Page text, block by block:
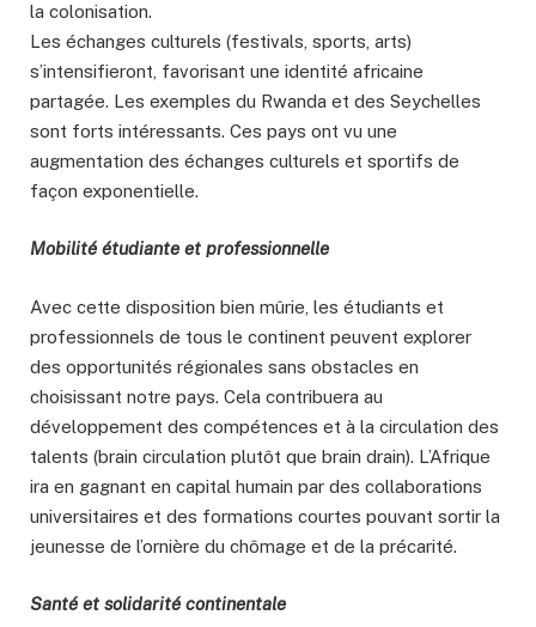
la colonisation.
Les échanges culturels (festivals, sports, arts)
s’intensifieront, favorisant une identité africaine
partagée. Les exemples du Rwanda et des Seychelles
sont forts intéressants. Ces pays ont vu une
augmentation des échanges culturels et sportifs de
façon exponentielle.
Mobilité étudiante et professionnelle
Avec cette disposition bien mûrie, les étudiants et
professionnels de tous le continent peuvent explorer
des opportunités régionales sans obstacles en
choisissant notre pays. Cela contribuera au
développement des compétences et à la circulation des
talents (brain circulation plutôt que brain drain). L’Afrique
ira en gagnant en capital humain par des collaborations
universitaires et des formations courtes pouvant sortir la
jeunesse de l’ornière du chômage et de la précarité.
Santé et solidarité continentale